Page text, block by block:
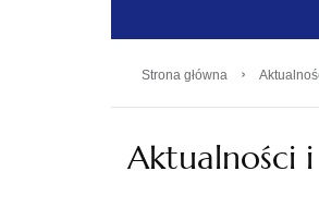
Strona główna ›
Aktualności